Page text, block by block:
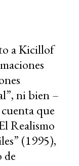
a Kicillof
ni bien –
que
Realismo
(1995),
de